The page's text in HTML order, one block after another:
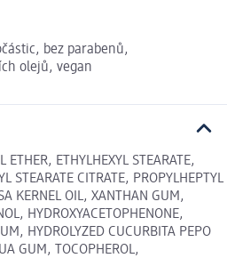
bez parabenů,
olejů, vegan
ETHER, ETHYLHEXYL STEARATE,
STEARATE CITRATE, PROPYLHEPTYL
KERNEL OIL, XANTHAN GUM,
HYDROXYACETOPHENONE,
HYDROLYZED CUCURBITA PEPO
GUM, TOCOPHEROL,